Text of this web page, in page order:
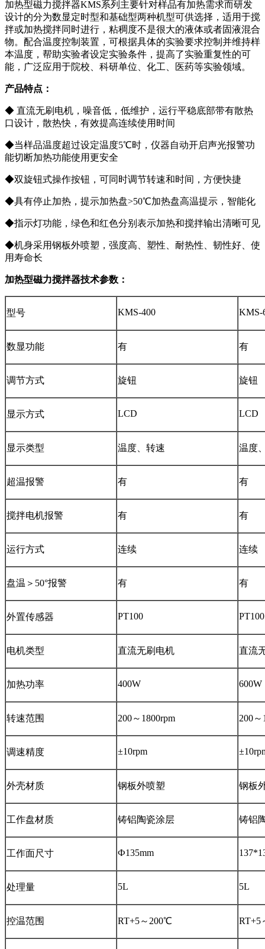
加热型磁力搅拌器KMS系列主要针对样品有加热需求而研发
设计的分为数显定时型和基础型两种机型可供选择，适用于搅
拌或加热搅拌同时进行，粘稠度不是很大的液体或者固液混合
物。配合温度控制装置，可根据具体的实验要求控制并维持样
本温度，帮助实验者设定实验条件，提高了实验重复性的可
能，广泛应用于院校、科研单位、化工、医药等实验领域。
产品特点：
◆ 直流无刷电机，噪音低，低维护，运行平稳底部带有散热
口设计，散热快，有效提高连续使用时间
◆当样品温度超过设定温度5℃时，仪器自动开启声光报警功
能切断加热功能使用更安全
◆双旋钮式操作按钮，可同时调节转速和时间，方便快捷
◆具有停止加热，提示加热盘>50℃加热盘高温提示，智能化
◆指示灯功能，绿色和红色分别表示加热和搅拌输出清晰可见
◆机身采用钢板外喷塑，强度高、塑性、耐热性、韧性好、使
用寿命长
加热型磁力搅拌器技术参数：
型号 KMS-400 KMS-
数显功能 有 有
调节方式 旋钮 旋钮
显示方式 LCD LCD
显示类型 温度、转速 温度
超温报警 有 有
搅拌电机报警 有 有
运行方式 连续 连续
盘温＞50°报警 有 有
外置传感器 PT100 PT100
电机类型 直流无刷电机 直流
加热功率 400W 600W
转速范围 200～1800rpm 200～
调速精度 ±10rpm
外壳材质 钢板外喷塑 钢板
工作盘材质 铸铝陶瓷涂层 铸铝
工作面尺寸 Ф135mm
处理量 5L 5L
控温范围 RT+5～200℃ RT+5